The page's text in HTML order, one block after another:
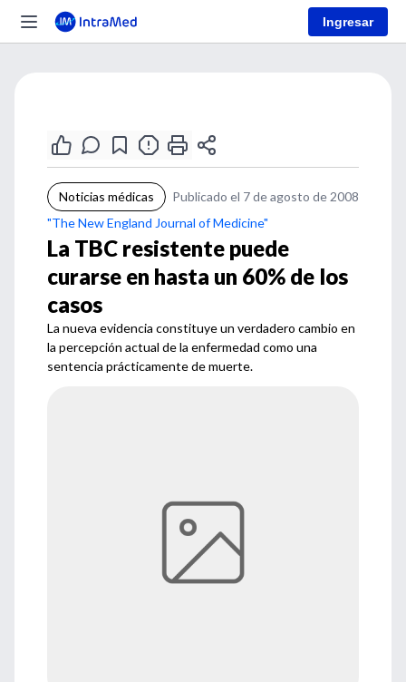
Ingresar
Noticias médicas
Publicado el 7 de agosto de 2008
"The New England Journal of Medicine"
La TBC resistente puede
curarse en hasta un 60% de los
casos
La nueva evidencia constituye un verdadero cambio en
la percepción actual de la enfermedad como una
sentencia prácticamente de muerte.